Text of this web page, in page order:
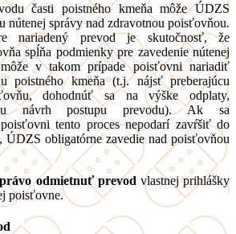
časti poistného kmeňa môže ÚDZS
nútenej správy nad zdravotnou poisťovňou.
nariadený prevod je skutočnosť, že
spĺňa podmienky pre zavedenie nútenej
v takom prípade poisťovni nariadiť
poistného kmeňa (t.j. nájsť preberajúcu
dohodnúť sa na výške odplaty,
návrh postupu prevodu). Ak sa
tento proces nepodarí zavŕšiť do
ÚDZS obligatórne zavedie nad poisťovňou
odmietnuť prevod vlastnej prihlášky
poisťovne.